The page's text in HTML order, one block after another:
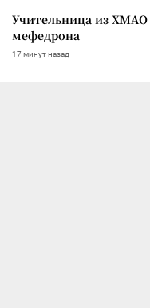
Учительница из ХМАО
мефедрона
17 минут назад